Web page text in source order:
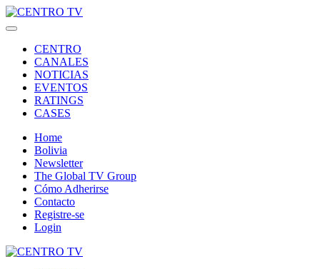
CENTRO
CANALES
NOTICIAS
EVENTOS
RATINGS
CASES
Home
Bolivia
Newsletter
The Global TV Group
Cómo Adherirse
Contacto
Registre-se
Login